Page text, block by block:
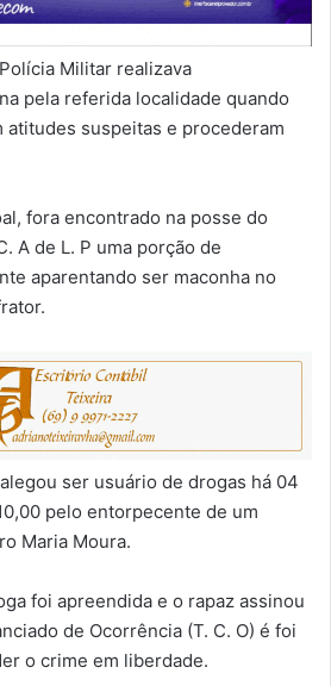
Militar realizava
pela referida localidade quando
atitudes suspeitas e procederam
fora encontrado na posse do
A de L. P uma porção de
aparentando ser maconha no
ser usuário de drogas há 04
pelo entorpecente de um
Maria Moura.
foi apreendida e o rapaz assinou
de Ocorrência (T. C. O) é foi
o crime em liberdade.